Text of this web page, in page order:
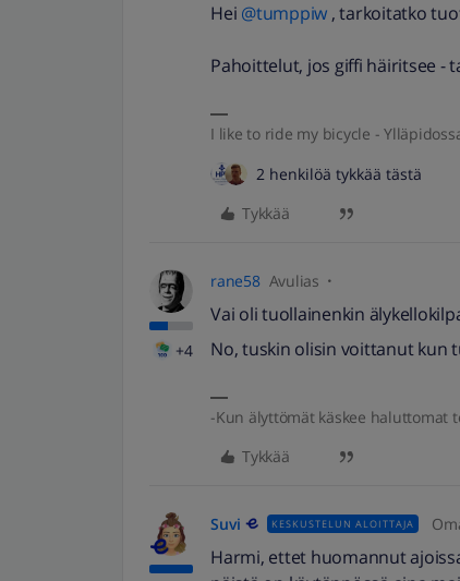
Hei @tumppiw , tarkoitatko
Pahoittelut, jos giffi häiritsee -
I like to ride my bicycle -
2 henkilöä tykkää tästä
Tykkää
+4
rane58 Avulias
Vai oli tuollainenkin
No, tuskin olisin voittanut
-Kun älyttömät käskee haluttomat
Tykkää
Suvi KESKUSTELUN ALOITTAJA
Harmi, ettet huomannut